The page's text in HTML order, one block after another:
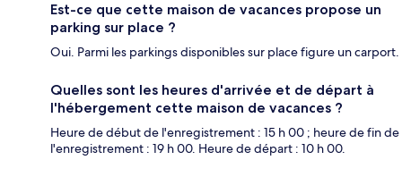
Est-ce que cette maison de vacances propose un
parking sur place ?
Oui. Parmi les parkings disponibles sur place figure un carport.
Quelles sont les heures d'arrivée et de départ à
l'hébergement cette maison de vacances ?
Heure de début de l'enregistrement : 15 h 00 ; heure de fin de
l'enregistrement : 19 h 00. Heure de départ : 10 h 00.